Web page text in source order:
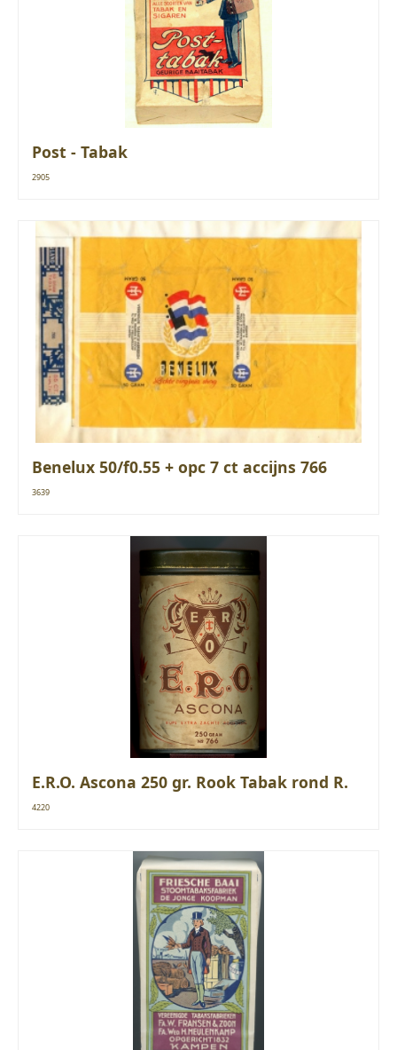
Post - Tabak
2905
Benelux 50/f0.55 + opc 7 ct accijns 766
3639
E.R.O. Ascona 250 gr. Rook Tabak rond R.
4220